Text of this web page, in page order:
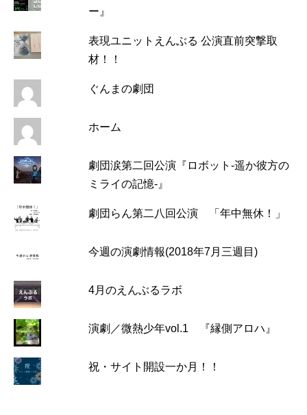
ー』
表現ユニットえんぶる 公演直前突撃取
材！！
ぐんまの劇団
ホーム
劇団涙第二回公演『ロボット-遥か彼方の
ミライの記憶-』
劇団らん第二八回公演 「年中無休！」
今週の演劇情報(2018年7月三週目)
4月のえんぶるラボ
演劇／微熱少年vol.1 『縁側アロハ』
祝・サイト開設一か月！！